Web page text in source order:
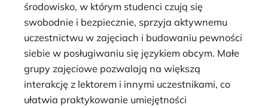
środowisko, w którym studenci czują się
swobodnie i bezpiecznie, sprzyja aktywnemu
uczestnictwu w zajęciach i budowaniu pewności
siebie w posługiwaniu się językiem obcym. Małe
grupy zajęciowe pozwalają na większą
interakcję z lektorem i innymi uczestnikami, co
ułatwia praktykowanie umiejętności